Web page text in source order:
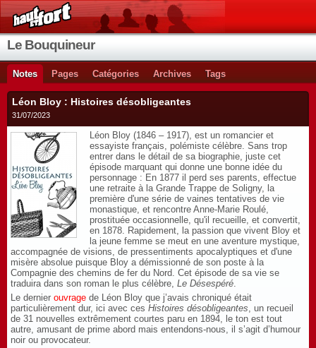
Le Bouquineur
Notes Pages Catégories Archives Tags
Léon Bloy : Histoires désobligeantes
31/07/2023
Léon Bloy (1846 – 1917), est un romancier et
essayiste français, polémiste célèbre. Sans trop
entrer dans le détail de sa biographie, juste cet
épisode marquant qui donne une bonne idée du
personnage : En 1877 il perd ses parents, effectue
une retraite à la Grande Trappe de Soligny, la
première d'une série de vaines tentatives de vie
monastique, et rencontre Anne-Marie Roulé,
prostituée occasionnelle, qu'il recueille, et convertit,
en 1878. Rapidement, la passion que vivent Bloy et
la jeune femme se meut en une aventure mystique,
accompagnée de visions, de pressentiments apocalyptiques et d'une
misère absolue puisque Bloy a démissionné de son poste à la
Compagnie des chemins de fer du Nord. Cet épisode de sa vie se
traduira dans son roman le plus célèbre, Le Désespéré.
Le dernier ouvrage de Léon Bloy que j’avais chroniqué était
particulièrement dur, ici avec ces Histoires désobligeantes, un recueil
de 31 nouvelles extrêmement courtes paru en 1894, le ton est tout
autre, amusant de prime abord mais entendons-nous, il s’agit d’humour
noir ou provocateur.